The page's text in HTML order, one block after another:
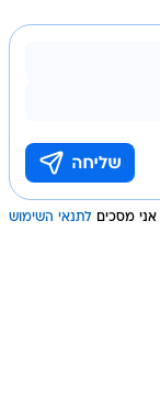
מסכים לתנאי השימוש